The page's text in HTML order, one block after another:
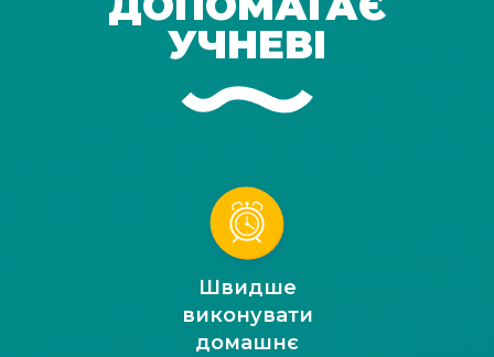
УЧНЕВІ
Швидше
виконувати
домашнє